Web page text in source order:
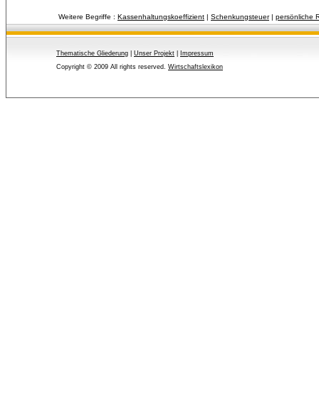
Weitere Begriffe : Kassenhaltungskoeffizient | Schenkungsteuer| persönliche
Thematische Gliederung Unser Projekt
Impressum
Copyright © 2009 All rights reserved. Wirtschaftslexikon